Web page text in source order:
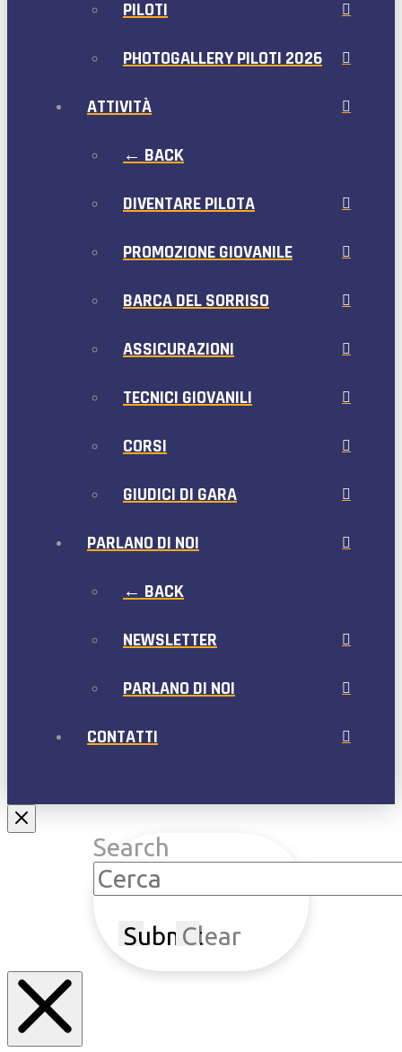
PILOTI
PHOTOGALLERY PILOTI 2026
ATTIVITÀ
← BACK
DIVENTARE PILOTA
PROMOZIONE GIOVANILE
BARCA DEL SORRISO
ASSICURAZIONI
TECNICI GIOVANILI
CORSI
GIUDICI DI GARA
PARLANO DI NOI
← BACK
NEWSLETTER
PARLANO DI NOI
CONTATTI
Search
SubmitClear